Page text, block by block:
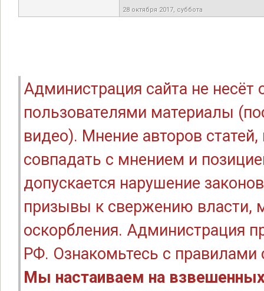
28 октября 2017, суббота
Администрация сайта не
пользователями материалы
видео). Мнение авторов
совпадать с мнением и
допускается нарушение
призывы к свержению власти,
оскорбления. Администрация
РФ. Ознакомьтесь с правилами
Мы настаиваем на